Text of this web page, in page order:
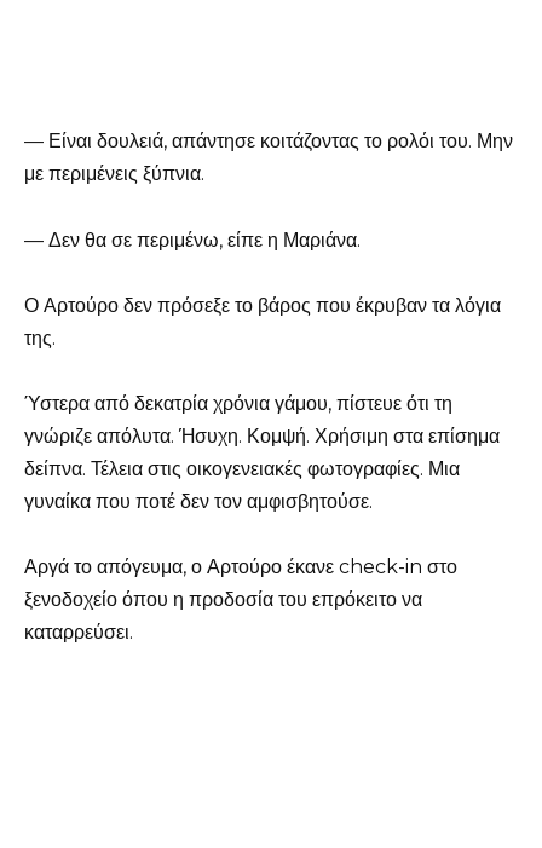
— Είναι δουλειά, απάντησε κοιτάζοντας το ρολόι του. Μην
με περιμένεις ξύπνια.
— Δεν θα σε περιμένω, είπε η Μαριάνα.
Ο Αρτούρο δεν πρόσεξε το βάρος που έκρυβαν τα λόγια
της.
Ύστερα από δεκατρία χρόνια γάμου, πίστευε ότι τη
γνώριζε απόλυτα. Ήσυχη. Κομψή. Χρήσιμη στα επίσημα
δείπνα. Τέλεια στις οικογενειακές φωτογραφίες. Μια
γυναίκα που ποτέ δεν τον αμφισβητούσε.
Αργά το απόγευμα, ο Αρτούρο έκανε check-in στο
ξενοδοχείο όπου η προδοσία του επρόκειτο να
καταρρεύσει.